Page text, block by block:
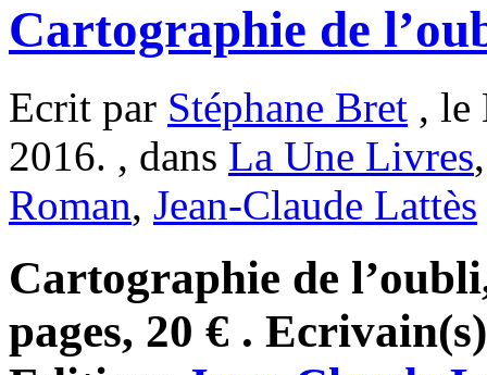
Cartographie de
Ecrit par Stéphane Bret , le
2016. , dans La Une Livres
Roman, Jean-Claude Lattès
Cartographie de
pages, 20 € .